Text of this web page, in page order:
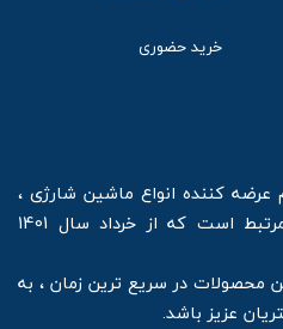
کننده انواع ماشین شارژی ،
موتور شارژی ، باطری و قطعات مرتبط است که از خرداد سال 1401
محصولات در سریع ترین زمان ، به
عزیز باشد.
خرید حضوری